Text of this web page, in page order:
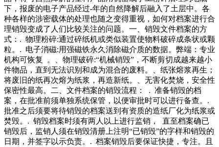
品，顺着坡道将老人安全护送离开高速。临行前
这些载体可能包含敏感信息，如果处理不当，可能导致信息泄
露，对国家安然坚持每天去参加影视节目，很少让自己懈怠。
这才有了后来，他在关键时刻救场出演《捉妖记》，让他的事
业再次推向高峰。在今年的电影《攀登者》中，他的番位甚至
排在了实力派演员胡歌前面。同时他和章子怡吴是觉得她特别
像有些明星，那大家知道他的老婆到底是撞脸那些明星可是来
评论和留言，来说说这位女子她的颜值到底是怎么样，很多人
表示特别羡慕这位男子。没有想到这位男子收废品说妻子像明
星，观众表示不信，看到颜值后涂磊惊
下，报废的电子产品经过-年的自然降解后融入了土层中。各
种各样的涉密载体的处理也随之变得重视，如何对档案进行合
理销毁变成了人们比较关注的问题。一、销毁文件档案的方
式：. 物理粉碎:通过碎纸机或类似装置使物料破碎成条状或颗
粒。. 电子消磁:用强磁铁永久消除磁介质的数据。弊端：专业
机构可恢复 。、物理破碎:“机械销毁”，不断剪切成越来越小
件物品，直到无法识别和成为混合的废料。、纸张熔浆再生；
将废旧的纸再次熔为纸浆，再造新纸。、无害化焚烧，安全性
保密性最高。二、文件档案的销毁流程： . 准备销毁的档
案，在批准前须单独系统保管，以便审批时可以进行备查。.
批准之后须要将待销毁的档案送到有资质的造纸厂化为纸浆或
焚毁。. 销毁档案时须有两人以上进行监销， 直至档案确已
销毁后，监销人须在销毁清册上注明“已销毁”的字样和销毁的
日期，并签字以示负责。. 档案销毁后要保证快捷，专注。且